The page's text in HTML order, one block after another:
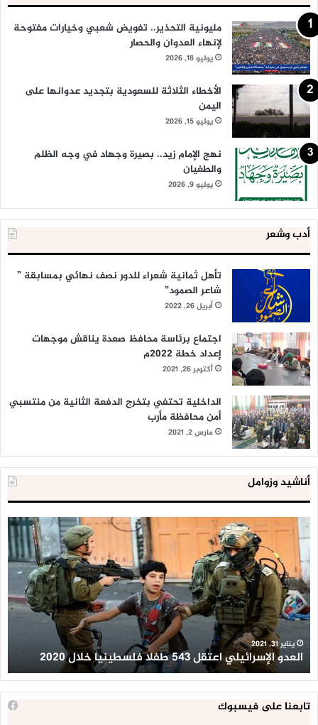
مليونية التحذير.. تفويض شعبي وخيارات مفتوحة
لإنهاء العدوان والحصار
يوليو 18, 2026
الأخطاء الثلاثة للسعودية بتجديد عدوانها على
اليمن
يوليو 15, 2026
نهج الإمام زيد.. بصيرة وجهاد في وجه الظلم
والطغيان
يوليو 9, 2026
أدب وشعر
تأهل ثمانية شعراء للدور نصف نهائي بمسابقة ”
شاعر الصمود”
أبريل 26, 2022
اجتماع برئاسة محافظ صعدة يناقش موجهات
إعداد خطة 2022م
أكتوبر 26, 2021
الداخلية تحتفي بتخرج الدفعة الثانية من منتسبي
أمن محافظة مأرب
مارس 2, 2021
أناشيد وزوامل
العدو
الإسرائيلي
اعتقل
543
طفلا
فلسطينيا
خلال
2020
يناير 31, 2021
العدو الإسرائيلي اعتقل 543 طفلا فلسطينيا خلال 2020
تابعنا على فيسبوك